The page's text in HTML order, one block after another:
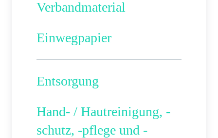
Verbandmaterial
Einwegpapier
Entsorgung
Hand- / Hautreinigung, -
schutz, -pflege und -